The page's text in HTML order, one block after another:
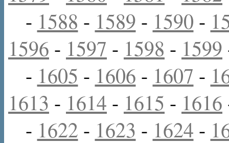
- 1588 - 1589 - 1590 -
1596 - 1597 - 1598 - 1599
- 1605 - 1606 - 1607 -
1613 - 1614 - 1615 - 1616
- 1622 - 1623 - 1624 -